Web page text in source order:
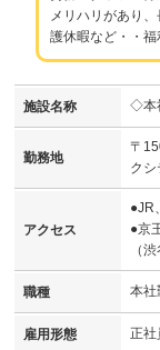
メリハリがあり
護休暇など・・
施設名称 ◇本
勤務地
〒
ク
アクセス
●JR
●京
（
職種 本社
雇用形態 正社